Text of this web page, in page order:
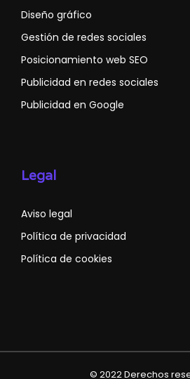
Diseño gráfico
Gestión de redes sociales
Posicionamiento web SEO
Publicidad en redes sociales
Publicidad en Google
Legal
Aviso legal
Política de privacidad
Política de cookies
© 2022 Derechos